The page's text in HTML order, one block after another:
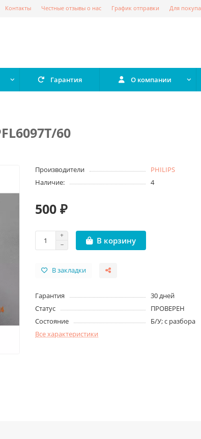
Контакты Честные отзывы о нас График отправки Для
Гарантия О компании
60
Производители
PHILIPS
Наличие:
4
500 ₽
В корзину
В закладки
Гарантия
30 дней
Статус
ПРОВЕРЕН
Состояние
Б/У; с разбора
Все характеристики